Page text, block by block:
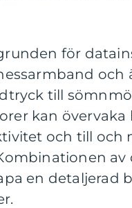
för
och
till
kan
och till och
en detaljerad